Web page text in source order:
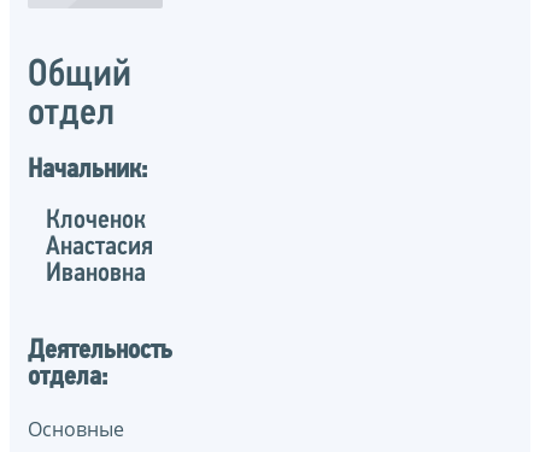
Общий
отдел
Начальник:
Клоченок
Анастасия
Ивановна
Деятельность
отдела:
Основные